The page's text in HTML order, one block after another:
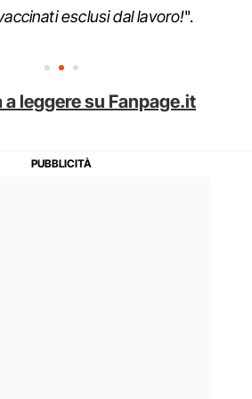
esclusi dal lavoro!".
leggere su Fanpage.it